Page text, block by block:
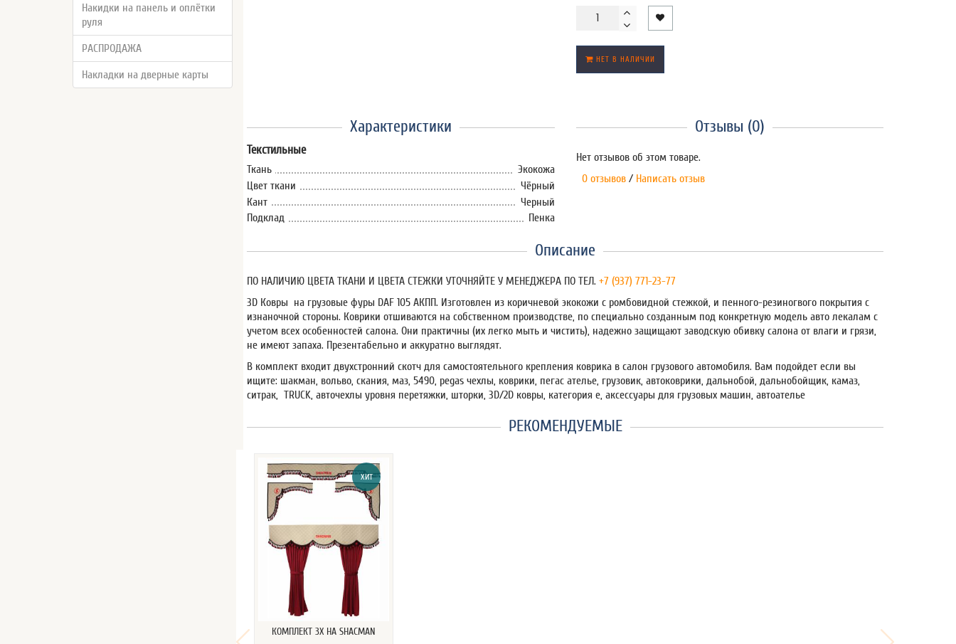
Накидки на панель и оплётки
руля
РАСПРОДАЖА
Накладки на дверные карты
НЕТ В НАЛИЧИИ
Характеристики
Текстильные
Ткань
Экокожа
Цвет ткани
Чёрный
Кант
Черный
Подклад
Пенка
Отзывы (0)
Нет отзывов об этом товаре.
0 отзывов / Написать отзыв
Описание
ПО НАЛИЧИЮ ЦВЕТА ТКАНИ И ЦВЕТА СТЕЖКИ УТОЧНЯЙТЕ У МЕНЕДЖЕРА ПО ТЕЛ.+7 (937) 771-23-77
3D Ковры на грузовые фуры DAF 105 АКПП. Изготовлен из коричневой экокожи с ромбовидной стежкой, и пенного-резиногвого покрытия с
изнаночной стороны. Коврики отшиваются на собственном производстве, по специально созданным под конкретную модель авто лекалам с
учетом всех особенностей салона. Они практичны (их легко мыть и чистить), надежно защищают заводскую обивку салона от влаги и грязи,
не имеют запаха. Презентабельно и аккуратно выглядят.
В комплект входит двухстронний скотч для самостоятельного крепления коврика в салон грузового автомобиля. Вам подойдет если вы
ищите: шакман, вольво, скания, маз, 5490, pegas чехлы, коврики, пегас ателье, грузовик, автоковрики, дальнобой, дальнобойщик, камаз,
ситрак, TRUCK, авточехлы уровня перетяжки, шторки, 3D/2D ковры, категория е, аксессуары для грузовых машин, автоателье
РЕКОМЕНДУЕМЫЕ
ХИТ
КОМПЛЕКТ 3Х НА SHACMAN